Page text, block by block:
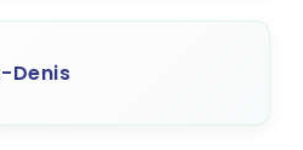
Denis